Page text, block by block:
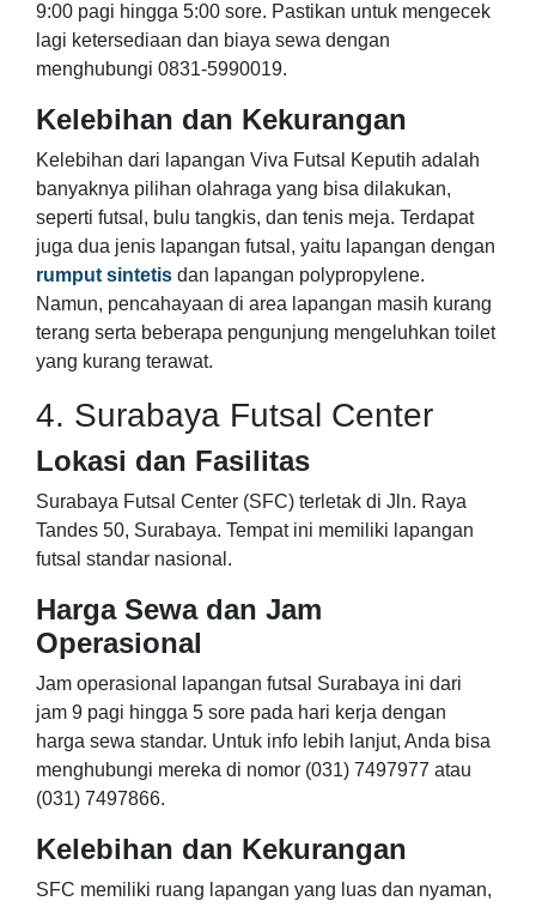
9:00 pagi hingga 5:00 sore. Pastikan untuk mengecek
lagi ketersediaan dan biaya sewa dengan
menghubungi 0831-5990019.
Kelebihan dan Kekurangan
Kelebihan dari lapangan Viva Futsal Keputih adalah
banyaknya pilihan olahraga yang bisa dilakukan,
seperti futsal, bulu tangkis, dan tenis meja. Terdapat
juga dua jenis lapangan futsal, yaitu lapangan dengan
rumput sintetis dan lapangan polypropylene.
Namun, pencahayaan di area lapangan masih kurang
terang serta beberapa pengunjung mengeluhkan toilet
yang kurang terawat.
4. Surabaya Futsal Center
Lokasi dan Fasilitas
Surabaya Futsal Center (SFC) terletak di Jln. Raya
Tandes 50, Surabaya. Tempat ini memiliki lapangan
futsal standar nasional.
Harga Sewa dan Jam
Operasional
Jam operasional lapangan futsal Surabaya ini dari
jam 9 pagi hingga 5 sore pada hari kerja dengan
harga sewa standar. Untuk info lebih lanjut, Anda bisa
menghubungi mereka di nomor (031) 7497977 atau
(031) 7497866.
Kelebihan dan Kekurangan
SFC memiliki ruang lapangan yang luas dan nyaman,